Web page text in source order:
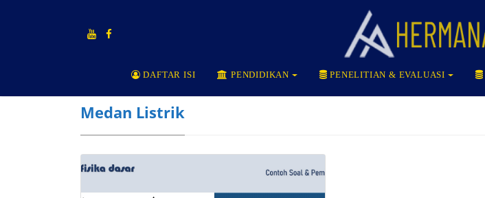
DAFTAR ISI PENDIDIKAN PENELITIAN & EVALUASI
Medan Listrik